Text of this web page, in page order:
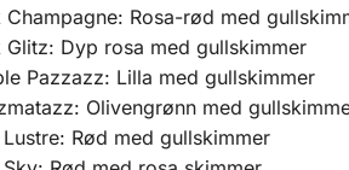
Champagne: Rosa-rød med
Glitz: Dyp rosa med gullskimmer
Pazzazz: Lilla med gullskimmer
Olivengrønn med
Lustre: Rød med gullskimmer